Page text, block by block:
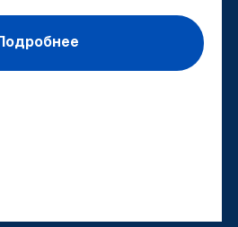
Подробнее